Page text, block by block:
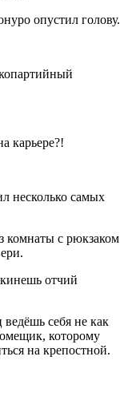
опустил голову.
карьере?!
несколько самых
комнаты с рюкзаком
отчий
себя не как
которому
на крепостной.